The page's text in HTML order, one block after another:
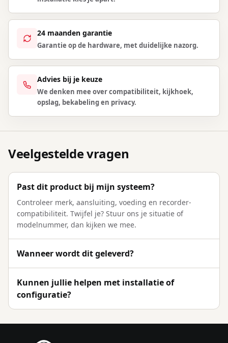
24 maanden garantie
Garantie op de hardware, met duidelijke nazorg.
Advies bij je keuze
We denken mee over compatibiliteit, kijkhoek,
opslag, bekabeling en privacy.
Veelgestelde vragen
Past dit product bij mijn systeem?
Controleer merk, aansluiting, voeding en recorder-
compatibiliteit. Twijfel je? Stuur ons je situatie of
modelnummer, dan kijken we mee.
Wanneer wordt dit geleverd?
Kunnen jullie helpen met installatie of
configuratie?